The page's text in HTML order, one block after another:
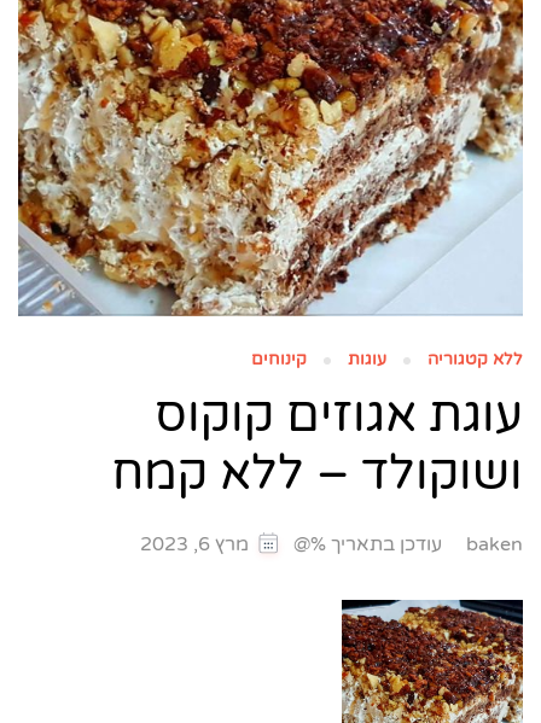
ללא קטגוריה עוגות קינוחים
עוגת אגוזים קוקוס
ושוקולד – ללא קמח
baken עודכן בתאריך %@ מרץ 6, 2023